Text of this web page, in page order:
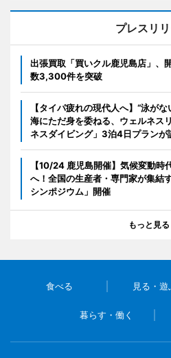
プレスリ
出張買取「買いクル鹿児島店」、
数3,300件を突破
【タイパ疲れの現代人へ】“泳が
海にただ身を委ねる、ウェルネス
ネスダイビング」3泊4日プランが
【10/24 鹿児島開催】気候変動時
へ！全国の生産者・専門家が集結
シンポジウム」開催
もっと見る
食べる 見る・遊
暮らす・働く